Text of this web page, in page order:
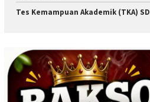
Tes Kemampuan Akademik (TKA) SD